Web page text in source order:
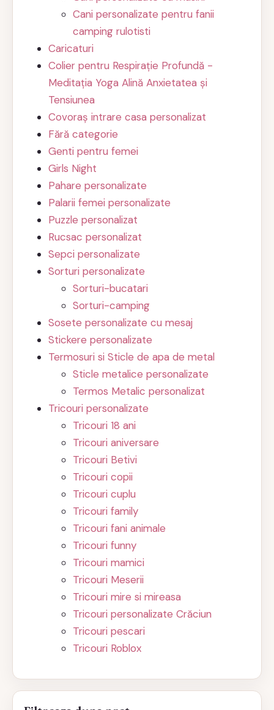
Cani personalizate pentru fanii
camping rulotisti
Caricaturi
Colier pentru Respirație Profundă -
Meditația Yoga Alină Anxietatea și
Tensiunea
Covoraș intrare casa personalizat
Fără categorie
Genti pentru femei
Girls Night
Pahare personalizate
Palarii femei personalizate
Puzzle personalizat
Rucsac personalizat
Sepci personalizate
Sorturi personalizate
Sorturi-bucatari
Sorturi-camping
Sosete personalizate cu mesaj
Stickere personalizate
Termosuri si Sticle de apa de metal
Sticle metalice personalizate
Termos Metalic personalizat
Tricouri personalizate
Tricouri 18 ani
Tricouri aniversare
Tricouri Betivi
Tricouri copii
Tricouri cuplu
Tricouri family
Tricouri fani animale
Tricouri funny
Tricouri mamici
Tricouri Meserii
Tricouri mire si mireasa
Tricouri personalizate Crăciun
Tricouri pescari
Tricouri Roblox